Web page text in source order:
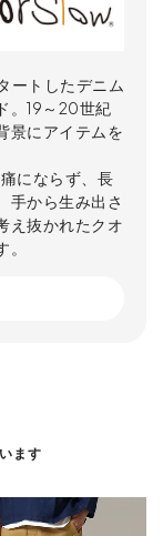
ートしたデニム
。19～20世紀
景にアイテムを
にならず、長
手から生み出さ
え抜かれたクオ
ます